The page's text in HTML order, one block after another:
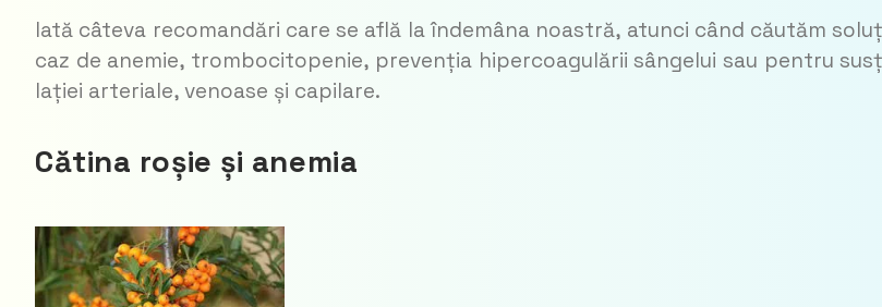
Iată câteva recomandări care se află la în­demâna noastră, atunci când căutăm
caz de anemie, trombo­ci­topenie, prevenția hipercoa­gu­lării sângelui sau pentru
lației arteriale, venoase și capilare.
Cătina roșie și anemia